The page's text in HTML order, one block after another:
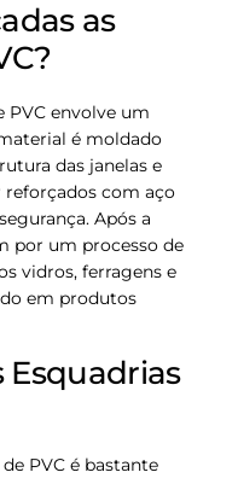
as
PVC envolve um
é moldado
das janelas e
reforçados com aço
Após a
por um processo de
vidros, ferragens e
em produtos
PVC é bastante